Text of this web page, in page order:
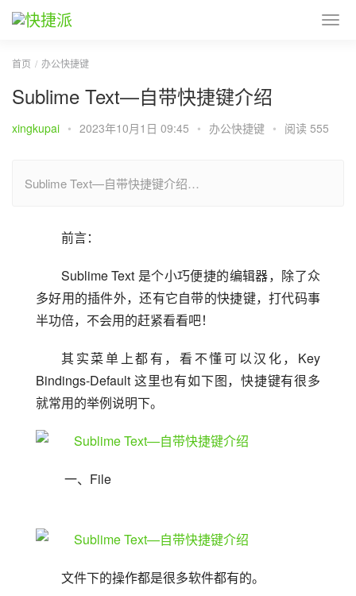
首页 办公快捷键
Sublime Text—自带快捷键介绍
xingkupai • 2023年10月1日 09:45 • 办公快捷键 • 阅读 555
Sublime Text—自带快捷键介绍…
前言：
Sublime Text 是个小巧便捷的编辑器，除了众
多好用的插件外，还有它自带的快捷键，打代码事
半功倍，不会用的赶紧看看吧！
其实菜单上都有，看不懂可以汉化，Key
Bindings-Default 这里也有如下图，快捷键有很多
就常用的举例说明下。
一、File
文件下的操作都是很多软件都有的。